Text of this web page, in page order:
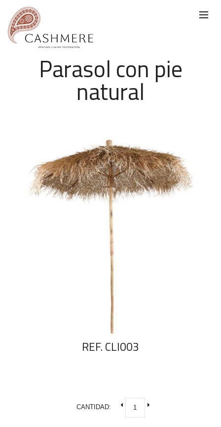
Parasol con pie
natural
REF. CLI003
CANTIDAD: